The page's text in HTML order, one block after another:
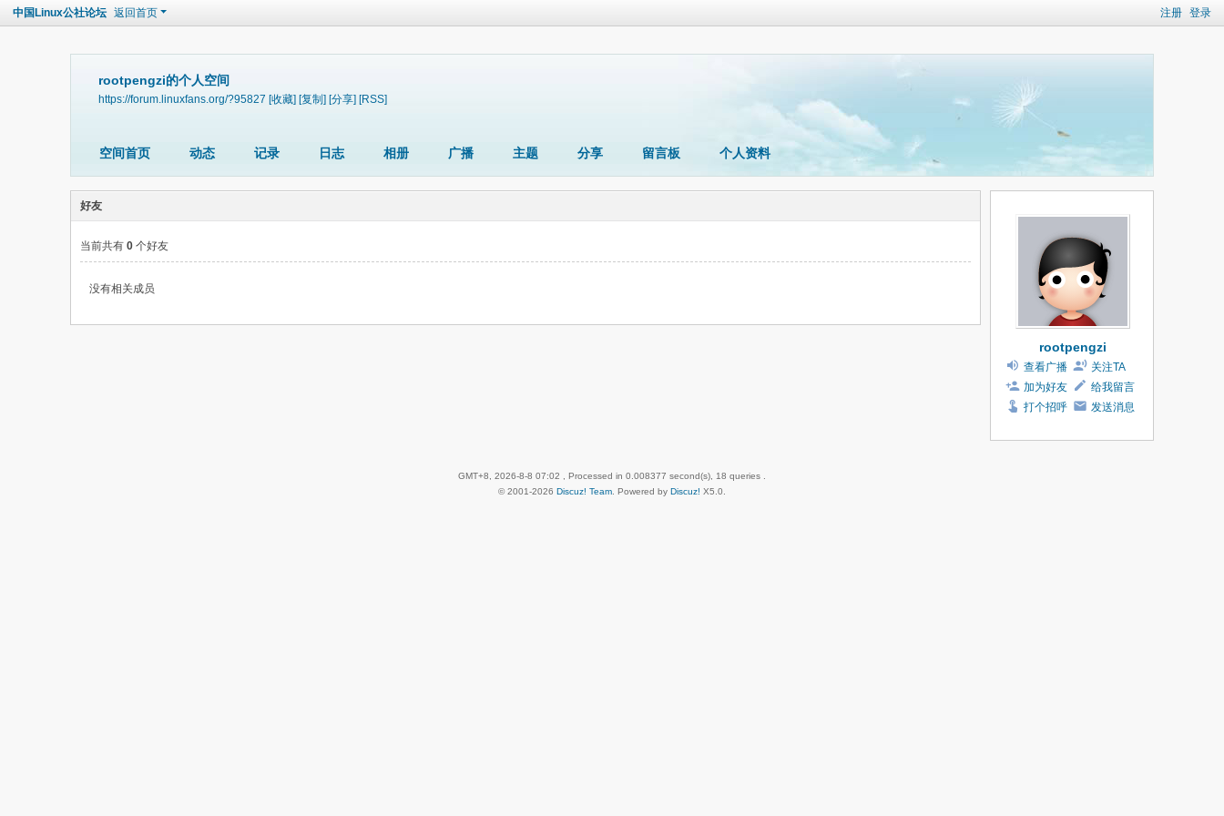
注册 登录
中国Linux公社论坛 返回首页
rootpengzi的个人空间
https://forum.linuxfans.org/?95827 [收藏] [复制] [分享] [RSS]
空间首页 动态 记录 日志 相册 广播 主题 分享 留言板 个人资料
好友
当前共有 0 个好友
没有相关成员
rootpengzi
查看广播
关注TA
加为好友
给我留言
打个招呼
发送消息
GMT+8, 2026-8-8 07:02 , Processed in 0.008377 second(s), 18 queries .
© 2001-2026 Discuz! Team . Powered by Discuz! X5.0